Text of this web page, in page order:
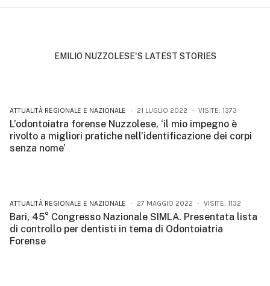
EMILIO NUZZOLESE'S LATEST STORIES
ATTUALITÀ REGIONALE E NAZIONALE 21 LUGLIO 2022 VISITE: 1373
L’odontoiatra forense Nuzzolese, ‘il mio impegno è
rivolto a migliori pratiche nell’identificazione dei corpi
senza nome’
ATTUALITÀ REGIONALE E NAZIONALE 27 MAGGIO 2022 VISITE: 1132
Bari, 45° Congresso Nazionale SIMLA. Presentata lista
di controllo per dentisti in tema di Odontoiatria
Forense